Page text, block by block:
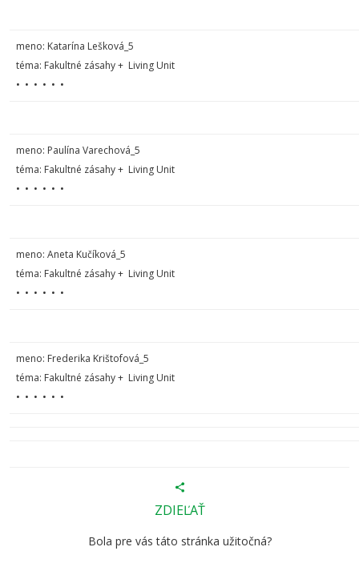
meno: Katarína Lešková_5
téma: Fakultné zásahy + Living Unit
• • • • • •
meno: Paulína Varechová_5
téma: Fakultné zásahy + Living Unit
• • • • • •
meno: Aneta Kučíková_5
téma: Fakultné zásahy + Living Unit
• • • • • •
meno: Frederika Krištofová_5
téma: Fakultné zásahy + Living Unit
• • • • • •
ZDIEĽAŤ
Bola pre vás táto stránka užitočná?